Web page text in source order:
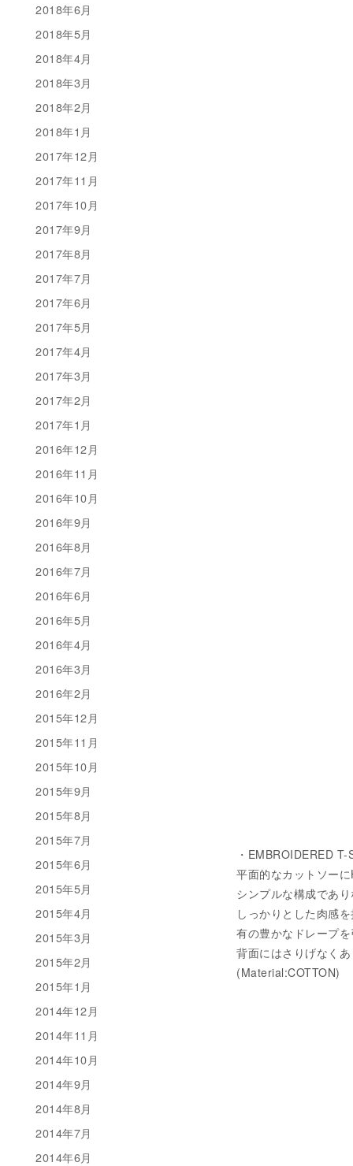
・EMBROIDERED
平面的なカットソー
シンプルな構成であ
しっかりとした肉感
有の豊かなドレープ
背面にはさりげなく
(Material:COTTON)
2018年6月
2018年5月
2018年4月
2018年3月
2018年2月
2018年1月
2017年12月
2017年11月
2017年10月
2017年9月
2017年8月
2017年7月
2017年6月
2017年5月
2017年4月
2017年3月
2017年2月
2017年1月
2016年12月
2016年11月
2016年10月
2016年9月
2016年8月
2016年7月
2016年6月
2016年5月
2016年4月
2016年3月
2016年2月
2015年12月
2015年11月
2015年10月
2015年9月
2015年8月
2015年7月
2015年6月
2015年5月
2015年4月
2015年3月
2015年2月
2015年1月
2014年12月
2014年11月
2014年10月
2014年9月
2014年8月
2014年7月
2014年6月